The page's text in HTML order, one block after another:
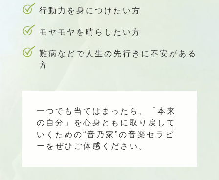
行動力を身につけたい方
モヤモヤを晴らしたい方
難病などで人生の先行きに不安がある
方
一つでも当てはまったら、「本来
の自分」を心身ともに取り戻して
いくための“音乃家”の音楽セラピ
ーをぜひご体感ください。